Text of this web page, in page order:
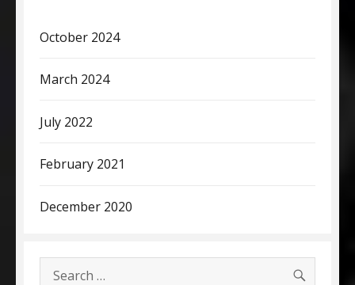
October 2024
March 2024
July 2022
February 2021
December 2020
Search